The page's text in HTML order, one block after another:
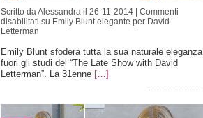
Scritto da Alessandra il 26-11-2014 | Commenti
disabilitati su Emily Blunt elegante per David
Letterman
Emily Blunt sfodera tutta la sua naturale eleganza
fuori gli studi del “The Late Show with David
Letterman”. La 31enne […]